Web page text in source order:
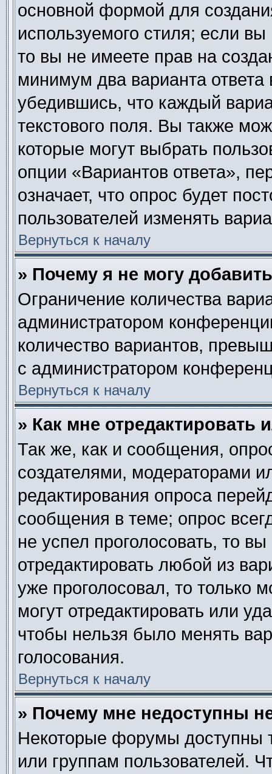
основной формой для
используемого стиля; если
то вы не имеете прав на
минимум два варианта
убедившись, что каждый
текстового поля. Вы также
которые могут выбрать
опции «Вариантов ответа»,
означает, что опрос будет
пользователей изменять
Вернуться к началу
» Почему я не могу
Ограничение количества
администратором
количество вариантов,
с администратором
Вернуться к началу
» Как мне отредактировать
Так же, как и сообщения,
создателями, модераторами
редактирования опроса
сообщения в теме; опрос
не успел проголосовать, то
отредактировать любой из
уже проголосовал, то только
могут отредактировать или
чтобы нельзя было менять
голосования.
Вернуться к началу
» Почему мне недоступны
Некоторые форумы доступны
или группам пользователей.